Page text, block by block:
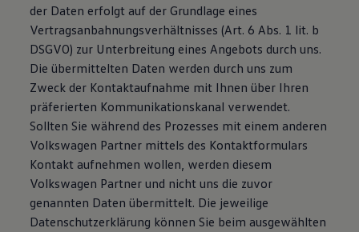
der Daten erfolgt auf der Grundlage eines
Vertragsanbahnungsverhältnisses (Art. 6 Abs. 1 lit. b
DSGVO) zur Unterbreitung eines Angebots durch uns.
Die übermittelten Daten werden durch uns zum
Zweck der Kontaktaufnahme mit Ihnen über Ihren
präferierten Kommunikationskanal verwendet.
Sollten Sie während des Prozesses mit einem anderen
Volkswagen Partner mittels des Kontaktformulars
Kontakt aufnehmen wollen, werden diesem
Volkswagen Partner und nicht uns die zuvor
genannten Daten übermittelt. Die jeweilige
Datenschutzerklärung können Sie beim ausgewählten